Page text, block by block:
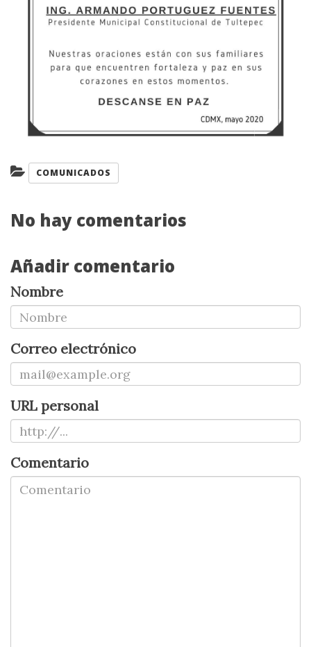
Categorías:
COMUNICADOS
No hay comentarios
Añadir comentario
Nombre
Correo electrónico
URL personal
Comentario